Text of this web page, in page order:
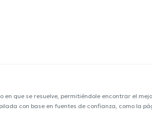
que se resuelve, permitiéndole encontrar el
con base en fuentes de confianza, como la